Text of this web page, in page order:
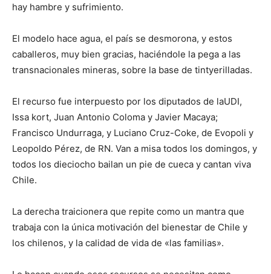
hay hambre y sufrimiento.
El modelo hace agua, el país se desmorona, y estos
caballeros, muy bien gracias, haciéndole la pega a las
transnacionales mineras, sobre la base de tintyerilladas.
El recurso fue interpuesto por los diputados de laUDI,
Issa kort, Juan Antonio Coloma y Javier Macaya;
Francisco Undurraga, y Luciano Cruz-Coke, de Evopoli y
Leopoldo Pérez, de RN. Van a misa todos los domingos, y
todos los dieciocho bailan un pie de cueca y cantan viva
Chile.
La derecha traicionera que repite como un mantra que
trabaja con la única motivación del bienestar de Chile y
los chilenos, y la calidad de vida de «las familias».